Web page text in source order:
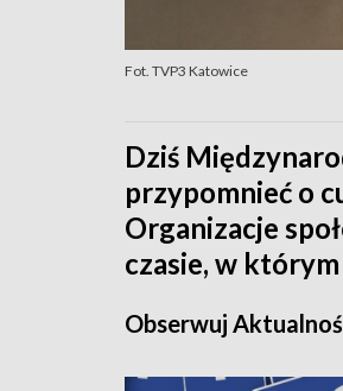
Fot. TVP3 Katowice
Dziś
przypomnieć o
Organizacje
czasie, w
Obserwuj